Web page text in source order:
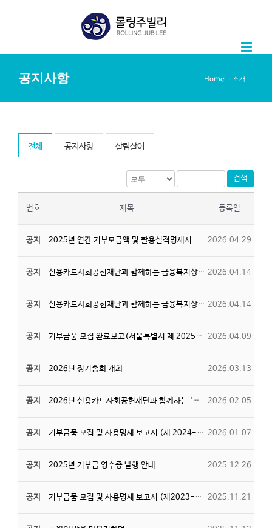
공지사항 Home 소개
전체 공지사항 살림살이
검색
번호 제목 등록일
공지 2025년 연간 기부모금액 및 활용실적명세서 2026.04.29
공지 신용카드사회공헌재단과 함께하는 금융복지상담사 양성과정 수강생 모집 2026.04.14
공지 신용카드사회공헌재단과 함께하는 금융복지상담사 양성과정 커리큘럼 2026.04.14
공지 기부금품 모집 완료보고(서울특별시 제 2025-89호) 2026.04.09
공지 2026년 정기총회 개최 2026.03.13
공지 2026년 신용카드사회공헌재단과 함께하는 '함께 나누는 빚의 무게' 사업 2026.02.05
공지 기부금품 모집 및 사용명세 보고서 (제 2024-90호) 2026.01.07
공지 2025년 기부금 영수증 발행 안내 2025.12.26
공지 기부금품 모집 및 사용명세 보고서 (제2023-52-3호) 2025.11.21